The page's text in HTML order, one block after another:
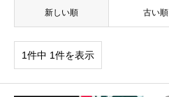
新しい順 古い順
1件中 1件を表示